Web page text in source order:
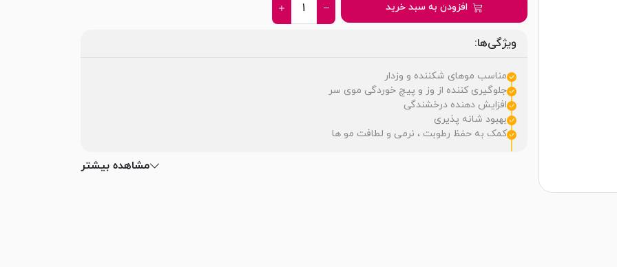
افزودن به سبد خرید
ویژگی‌ها:
مناسب موهای شکننده و وزدار
جلوگیری کننده از وز و پیچ خوردگی موی سر
افزایش دهنده درخشندگی
بهبود شانه پذیری
کمک به حفظ رطوبت ، نرمی و لطافت مو ها
مشاهده بیشتر